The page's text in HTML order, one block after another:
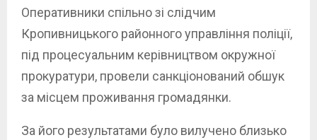
Оперативники спільно зі слідчим
Кропивницького районного управління поліції,
під процесуальним керівництвом окружної
прокуратури, провели санкціонований обшук
за місцем проживання громадянки.
За його результатами було вилучено близько